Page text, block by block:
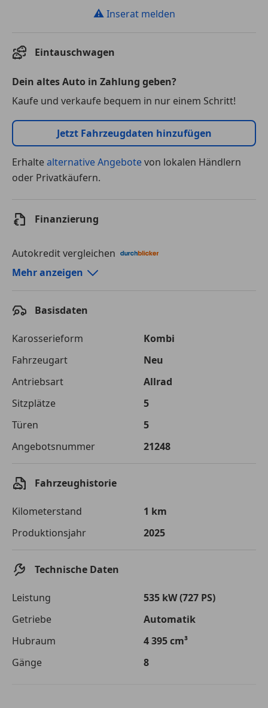
⚠ Inserat melden
Eintauschwagen
Dein altes Auto in Zahlung geben?
Kaufe und verkaufe bequem in nur einem Schritt!
Jetzt Fahrzeugdaten hinzufügen
Erhaltealternative Angebotevon lokalen Händlern
oder Privatkäufern.
Finanzierung
Autokredit vergleichen
Autokredit-Rechner von durchblicker.at
Laufzeit
120 Monate
Kreditbetrag
€ 75 000,-
Zu zahlender
Gesamtbetrag
€ 105 661,-
Einberechnete Gebühren
€ 0,-
Monatliche Rate € 880,51
Jahre. Zinsspanne Sollzinssatz: 2,90% - 14,90%.
Mehr anzeigen
Basisdaten
Karosserieform
Kombi
Fahrzeugart
Neu
Antriebsart
Allrad
Sitzplätze
5
Türen
5
Angebotsnummer
21248
Fahrzeughistorie
Kilometerstand
1 km
Produktionsjahr
2025
Technische Daten
Leistung
535 kW (727 PS)
Getriebe
Automatik
Hubraum
4 395 cm³
Gänge
8